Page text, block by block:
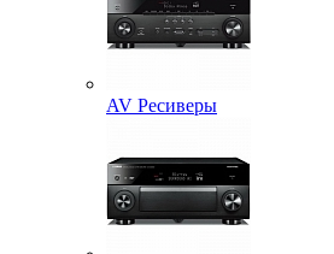
AV Ресиверы